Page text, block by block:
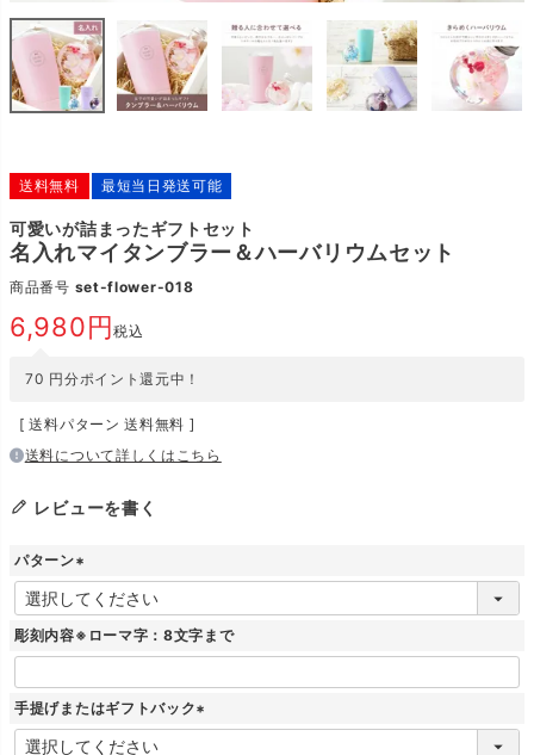
送料無料 最短当日発送可能
可愛いが詰まったギフトセット
名入れマイタンブラー＆ハーバリウムセット
商品番号 set-flower-018
6,980 税込
70 円分ポイント還元中！
送料パターン 送料無料
送料について詳しくはこちら
レビューを書く
パターン
(
必
須
彫刻内容※ローマ字：8文字まで
手提げまたはギフトバック
(